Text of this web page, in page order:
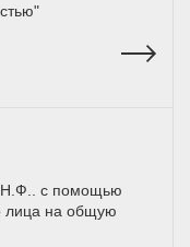
Н.Ф.. с помощью
лица на общую